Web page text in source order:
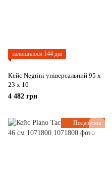
залишилося 144 дні
Кейс Negrini універсальний 95 x
23 x 10
4 482 грн
Подарунок